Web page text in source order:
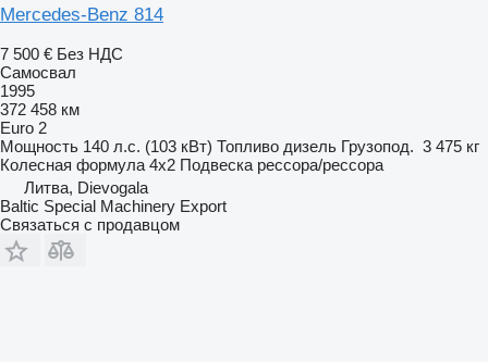
Mercedes-Benz 814
7 500 € Без НДС
Самосвал
1995
372 458 км
Euro 2
Мощность 140 л.с. (103 кВт) Топливо дизель Грузопод. 3 475 кг
Колесная формула 4x2 Подвеска рессора/рессора
Литва, Dievogala
Baltic Special Machinery Export
Связаться с продавцом